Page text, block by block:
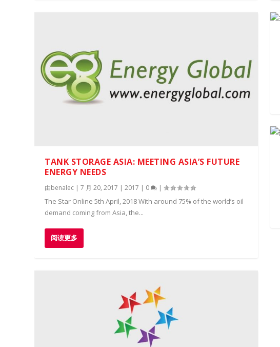
TANK STORAGE ASIA: MEETING ASIA’S FUTURE
ENERGY NEEDS
由benalec |7 月 20, 2017 |2017 | 0 |
The Star Online 5th April, 2018 With around 75% of the world’s oil
demand coming from Asia, the...
阅读更多